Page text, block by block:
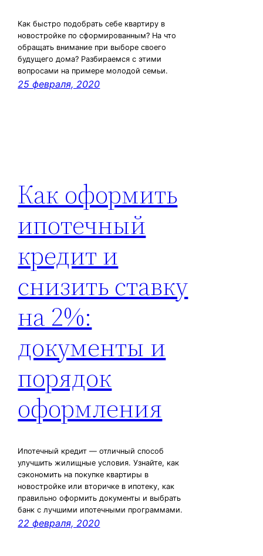
Как быстро подобрать себе квартиру в
новостройке по сформированным? На что
обращать внимание при выборе своего
будущего дома? Разбираемся с этими
вопросами на примере молодой семьи.
25 февраля, 2020
Как оформить
ипотечный
кредит и
снизить ставку
на 2%:
документы и
порядок
оформления
Ипотечный кредит — отличный способ
улучшить жилищные условия. Узнайте, как
сэкономить на покупке квартиры в
новостройке или вторичке в ипотеку, как
правильно оформить документы и выбрать
банк с лучшими ипотечными программами.
22 февраля, 2020